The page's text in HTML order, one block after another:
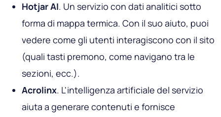
Hotjar AI. Un servizio con dati analitici sotto
forma di mappa termica. Con il suo aiuto, puoi
vedere come gli utenti interagiscono con il sito
(quali tasti premono, come navigano tra le
sezioni, ecc.).
Acrolinx. L'intelligenza artificiale del servizio
aiuta a generare contenuti e fornisce